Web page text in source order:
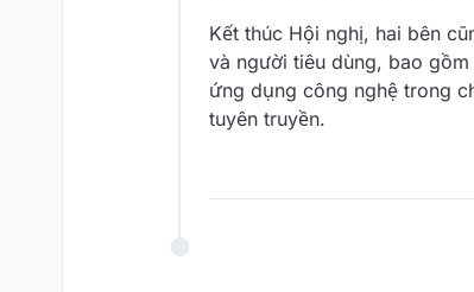
Kết thúc Hội nghị, hai bên
và người tiêu dùng, bao
ứng dụng công nghệ trong
tuyên truyền.